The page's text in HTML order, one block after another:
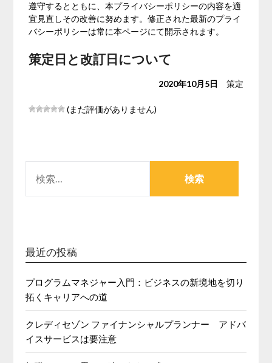
遵守するとともに、本プライバシーポリシーの内容を適
宜見直しその改善に努めます。修正された最新のプライ
バシーポリシーは常に本ページにて開示されます。
策定日と改訂日について
2020年10月5日 策定
(まだ評価がありません)
索:
最近の投稿
プログラムマネジャー入門：ビジネスの新境地を切り
拓くキャリアへの道
クレディセゾン ファイナンシャルプランナー アドバ
イスサービスは要注意